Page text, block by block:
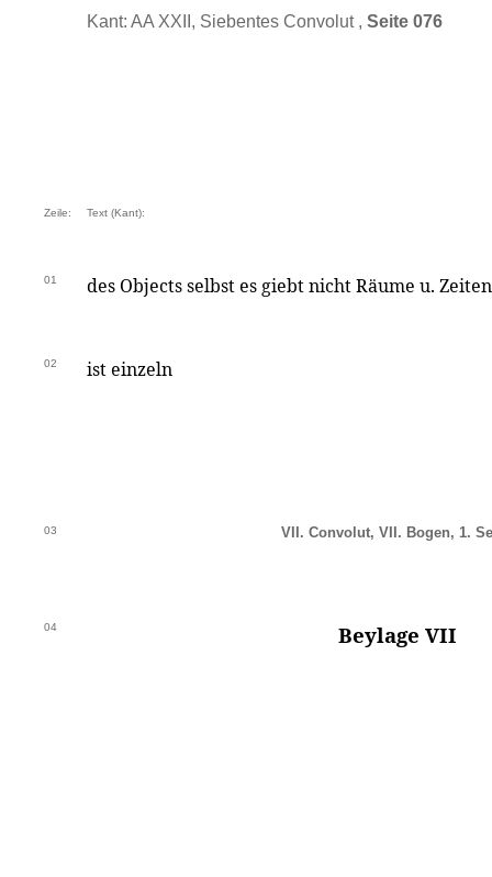
Kant: AA XXII, Siebentes Convolut , Seite 076
Zeile: Text (Kant):
01 des Objects selbst es giebt nicht Räume u.
02 ist einzeln
03 VII. Convolut, VII. Bogen, 1.
04 Beylage VII